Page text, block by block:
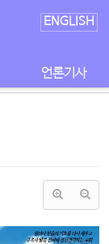
ENGLISH
언론기사